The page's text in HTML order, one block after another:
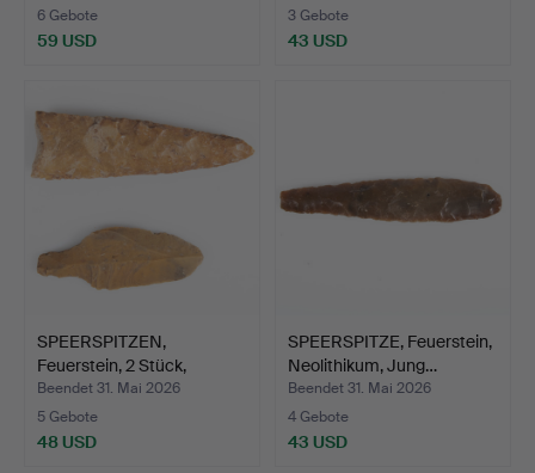
6 Gebote
59 USD
3 Gebote
43 USD
SPEERSPITZEN,
Feuerstein, 2 Stück,
Neolith…
Beendet 31. Mai 2026
5 Gebote
48 USD
SPEERSPITZE, Feuerstein,
Neolithikum, Jung…
Beendet 31. Mai 2026
4 Gebote
43 USD